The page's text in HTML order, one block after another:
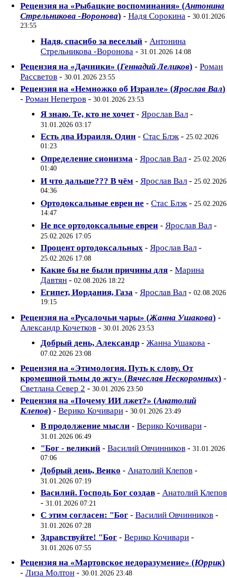
Рецензия на «Рыбацкие воспоминания» (Антонина
Стрельникова -Воронова) - Надя Сорокина - 30.01.2026
23:55
Надя, спасибо за веселый - Антонина
Стрельникова -Воронова - 31.01.2026 14:08
Рецензия на «Дачники» (Геннадий Леликов) - Роман
Рассветов - 30.01.2026 23:55
Рецензия на «Немножко об Израиле» (Ярослав Вал)
- Роман Непетров - 30.01.2026 23:53
Я знаю. Те, кто не хочет- Ярослав Вал -
31.01.2026 03:17
Есть два Израиля. Один - Стас Блэк- 25.02.2026
01:23
Определение сионизма - Ярослав Вал - 25.02.2026
01:40
И что дальше??? В чём - Ярослав Вал - 25.02.2026
04:36
Ортодоксальные евреи не - Стас Блэк- 25.02.2026
14:47
Не все ортодоксальные евреи - Ярослав Вал -
25.02.2026 17:05
Процент ортодоксальных - Ярослав Вал -
25.02.2026 17:08
Какие бы не были причины для - Марина
Давтян - 02.08.2026 18:22
Египет, Иордания, Газа - Ярослав Вал - 02.08.2026
19:15
Рецензия на «Русалочьи чары» (Жанна Ушакова) -
Александр Кочетков - 30.01.2026 23:53
Добрый день, Александр - Жанна Ушакова -
07.02.2026 23:08
Рецензия на «Этимология. Путь к слову. От
кромешной тьмы до жгу» (Вячеслав Нескоромных) -
Светлана Север 2 - 30.01.2026 23:50
Рецензия на «Почему ИИ лжет?» (Анатолий
Клепов) - Верико Кочивари - 30.01.2026 23:49
В продолжение мысли - Верико Кочивари -
31.01.2026 06:49
"Бог - великий - Василий Овчинников - 31.01.2026
07:06
Добрый день, Веико - Анатолий Клепов -
31.01.2026 07:19
Василий. Господь Бог создав - Анатолий Клепов
- 31.01.2026 07:21
С этим согласен: "Бог - Василий Овчинников -
31.01.2026 07:28
Здравствуйте! "Бог - Верико Кочивари -
31.01.2026 07:55
Рецензия на «Мартовское недоразумение» (Юррик)
- Лиза Молтон - 30.01.2026 23:48